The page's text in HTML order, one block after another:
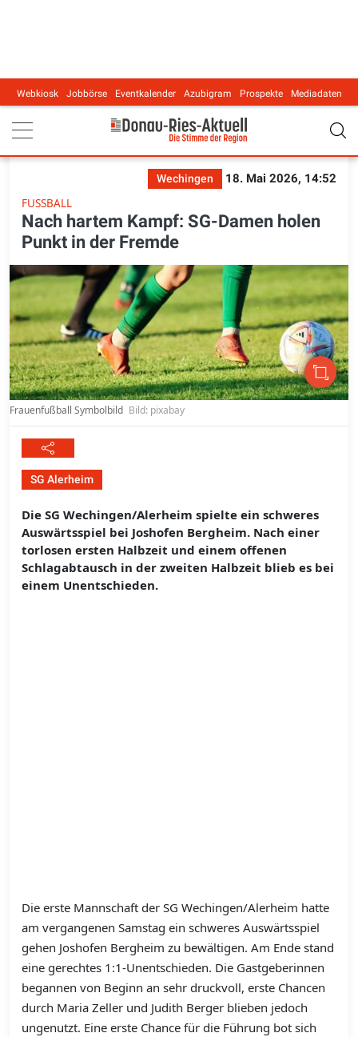
Main navigation
Webkiosk Jobbörse Eventkalender Azubigram Prospekte Mediadaten
Wechingen
18. Mai 2026, 14:52
FUSSBALL
Nach hartem Kampf: SG-Damen holen
Punkt in der Fremde
Frauenfußball Symbolbild Bild: pixabay
SG Alerheim
Die SG Wechingen/Alerheim spielte ein schweres
Auswärtsspiel bei Joshofen Bergheim. Nach einer
torlosen ersten Halbzeit und einem offenen
Schlagabtausch in der zweiten Halbzeit blieb es bei
einem Unentschieden.
Die erste Mannschaft der SG Wechingen/Alerheim hatte
am vergangenen Samstag ein schweres Auswärtsspiel
gehen Joshofen Bergheim zu bewältigen. Am Ende stand
eine gerechtes 1:1-Unentschieden. Die Gastgeberinnen
begannen von Beginn an sehr druckvoll, erste Chancen
durch Maria Zeller und Judith Berger blieben jedoch
ungenutzt. Eine erste Chance für die Führung bot sich